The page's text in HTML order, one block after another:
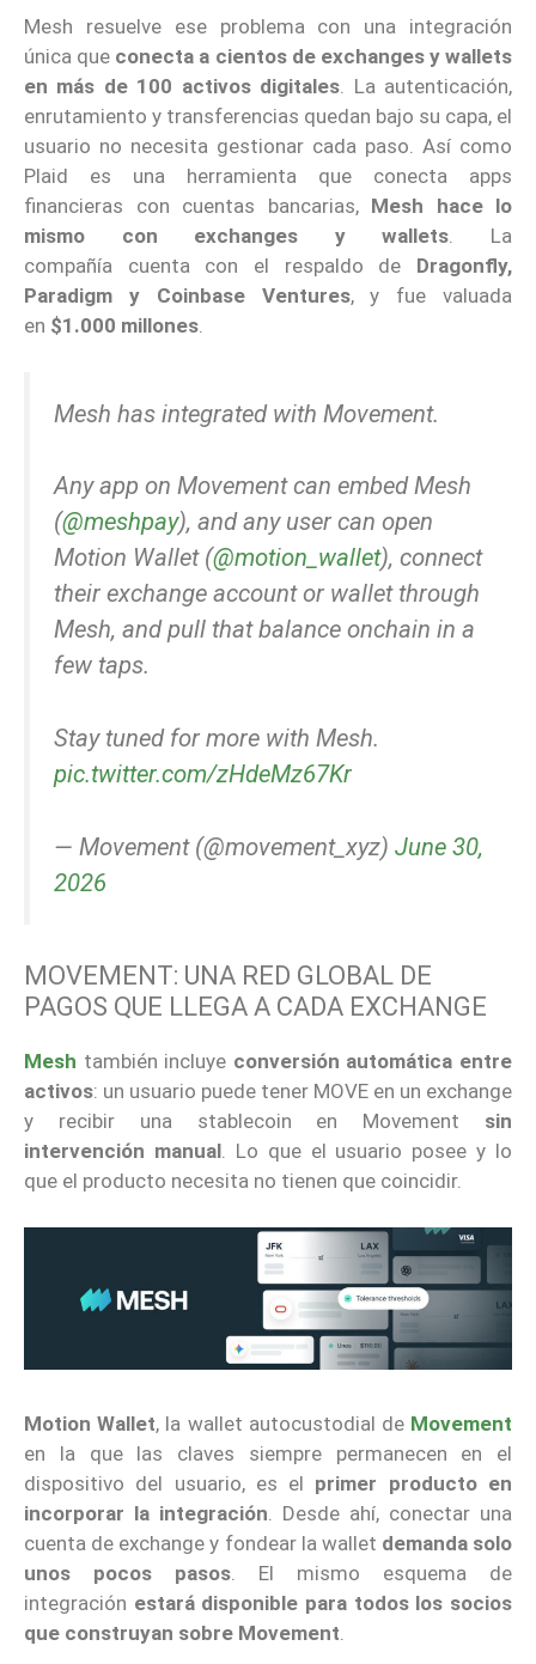
Mesh resuelve ese problema con una integración
única que conecta a cientos de exchanges y wallets
en más de 100 activos digitales. La autenticación,
enrutamiento y transferencias quedan bajo su capa, el
usuario no necesita gestionar cada paso. Así como
Plaid es una herramienta que conecta apps
financieras con cuentas bancarias, Mesh hace lo
mismo con exchanges y wallets. La
compañía cuenta con el respaldo de Dragonfly,
Paradigm y Coinbase Ventures, y fue valuada
en $1.000 millones.
Mesh has integrated with Movement.
Any app on Movement can embed Mesh
(@meshpay), and any user can open
Motion Wallet (@motion_wallet), connect
their exchange account or wallet through
Mesh, and pull that balance onchain in a
few taps.
Stay tuned for more with Mesh.
pic.twitter.com/zHdeMz67Kr
— Movement (@movement_xyz) June 30,
2026
MOVEMENT: UNA RED GLOBAL DE
PAGOS QUE LLEGA A CADA EXCHANGE
Mesh también incluye conversión automática entre
activos: un usuario puede tener MOVE en un exchange
y recibir una stablecoin en Movement sin
intervención manual. Lo que el usuario posee y lo
que el producto necesita no tienen que coincidir.
Motion Wallet, la wallet autocustodial de Movement
en la que las claves siempre permanecen en el
dispositivo del usuario, es el primer producto en
incorporar la integración . Desde ahí, conectar una
cuenta de exchange y fondear la wallet demanda solo
unos pocos pasos . El mismo esquema de
integración estará disponible para todos los socios
que construyan sobre Movement